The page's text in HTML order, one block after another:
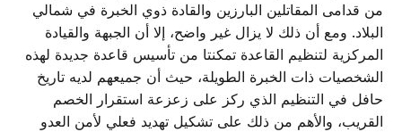
من قدامى المقاتلين البارزين والقادة ذوي الخبرة في شمالي
البلاد. ومع أن ذلك لا يزال غير واضح، إلا أن الجبهة والقيادة
المركزية لتنظيم القاعدة تمكنتا من تأسيس قاعدة جديدة لهذه
الشخصيات ذات الخبرة الطويلة، حيث أن جميعهم لديه تاريخ
حافل في التنظيم الذي ركز على زعزعة استقرار الخصم
القريب، والأهم من ذلك على تشكيل تهديد فعلي لأمن العدو